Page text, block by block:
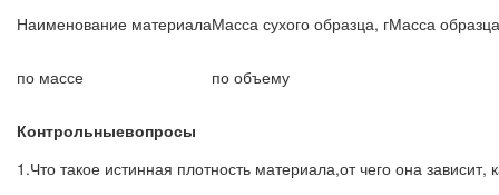
Наименование материалаМасса сухого образца, гМасса
по массе по объему
Контрольныевопросы
1.Что такое истинная плотность материала,от чего она зависит,